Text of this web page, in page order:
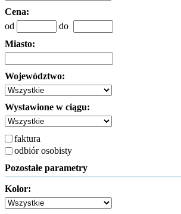
Cena:
od
do
Miasto:
Województwo:
Wystawione w ciągu:
faktura
odbiór osobisty
Pozostałe parametry
Kolor: